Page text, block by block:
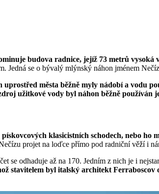
budova radnice, jejíž 73 metrů vysoká
Jedná se o bývalý mlýnský náhon jménem
uprostřed města běžně myly nádobí a vodu
užitkové vody byl náhon běžně používán
klasicistních schodech, nebo ho
projet na loďce přímo pod radniční věží i
se odhaduje až na 170. Jedním z nich je i
stavitelem byl italský architekt Ferraboscov